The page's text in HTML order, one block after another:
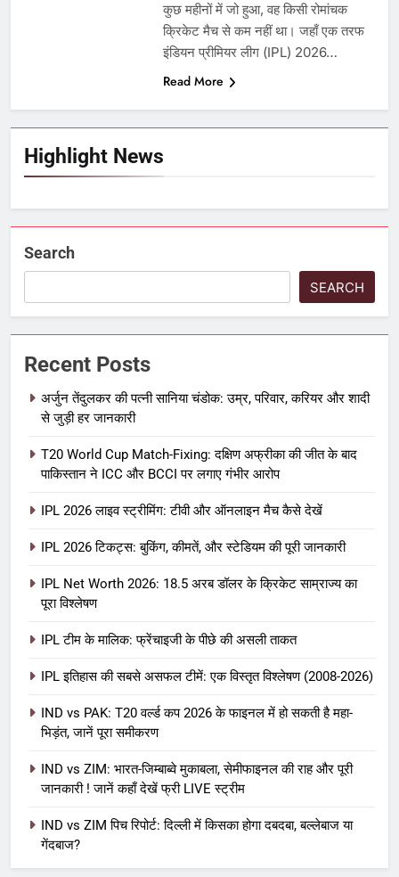
Highlight News
कुछ महीनों में जो हुआ, वह किसी रोमांचक
क्रिकेट मैच से कम नहीं था। जहाँ एक तरफ
इंडियन प्रीमियर लीग (IPL) 2026…
Read More
Search
SEARCH
Recent Posts
अर्जुन तेंदुलकर की पत्नी सानिया चंडोक: उम्र, परिवार, करियर और शादी
से जुड़ी हर जानकारी
T20 World Cup Match-Fixing: दक्षिण अफ्रीका की जीत के बाद
पाकिस्तान ने ICC और BCCI पर लगाए गंभीर आरोप
IPL 2026 लाइव स्ट्रीमिंग: टीवी और ऑनलाइन मैच कैसे देखें
IPL 2026 टिकट्स: बुकिंग, कीमतें, और स्टेडियम की पूरी जानकारी
IPL Net Worth 2026: 18.5 अरब डॉलर के क्रिकेट साम्राज्य का
पूरा विश्लेषण
IPL टीम के मालिक: फ्रेंचाइजी के पीछे की असली ताकत
IPL इतिहास की सबसे असफल टीमें: एक विस्तृत विश्लेषण (2008-2026)
IND vs PAK: T20 वर्ल्ड कप 2026 के फाइनल में हो सकती है महा-
भिड़ंत, जानें पूरा समीकरण
IND vs ZIM: भारत-जिम्बाब्वे मुकाबला, सेमीफाइनल की राह और पूरी
जानकारी ! जानें कहाँ देखें फ्री LIVE स्ट्रीम
IND vs ZIM पिच रिपोर्ट: दिल्ली में किसका होगा दबदबा, बल्लेबाज या
गेंदबाज?
IPL Net Worth 2026: 18.5 अरब डॉलर
आईपीएल 2026 क्रिकेट
IPL टीम के मालिक: फ्रेंचाइजी के पीछे की
असली ताकत
आईपीएल 2026 क्रिकेट
IPL इतिहास की सबसे असफल टीमें: एक